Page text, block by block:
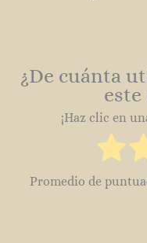
¿De cuánta
¡Haz clic en
Promedio de